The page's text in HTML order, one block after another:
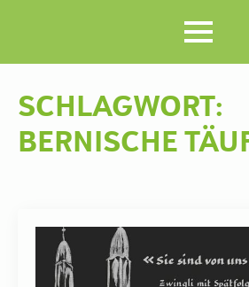
SCHLAGWORT:
BERNISCHE